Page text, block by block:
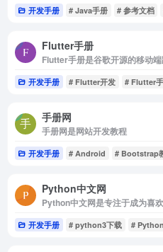
开发手册 # Java手册 # 参考文档
Flutter手册
Flutter手册是谷歌开源的移动
开发手册 # Flutter开发 # Flutter
手册网
手册网是网站开发教程
开发手册 # Android # Bootstrap
Python中文网
开发手册 # python3下载 #